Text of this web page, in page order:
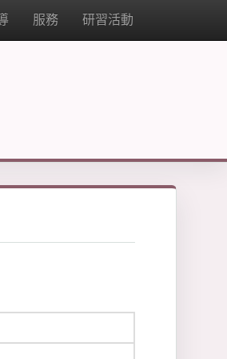
服務 研習活動